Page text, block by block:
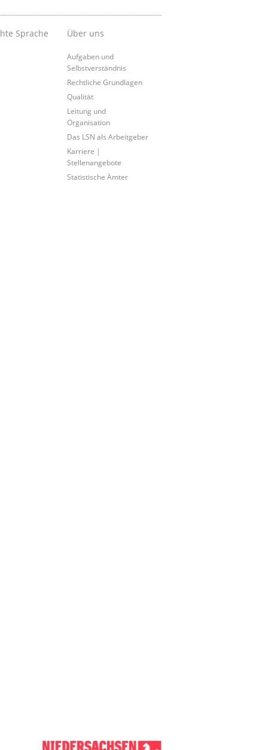
Sprache Über uns
Aufgaben und
Selbstverständnis
Rechtliche Grundlagen
Qualität
Leitung und
Organisation
Das LSN als Arbeitgeber
Karriere |
Stellenangebote
Statistische Ämter